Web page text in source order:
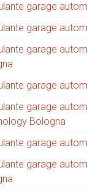
garage
garage
garage
garage
garage
Bologna
garage
garage